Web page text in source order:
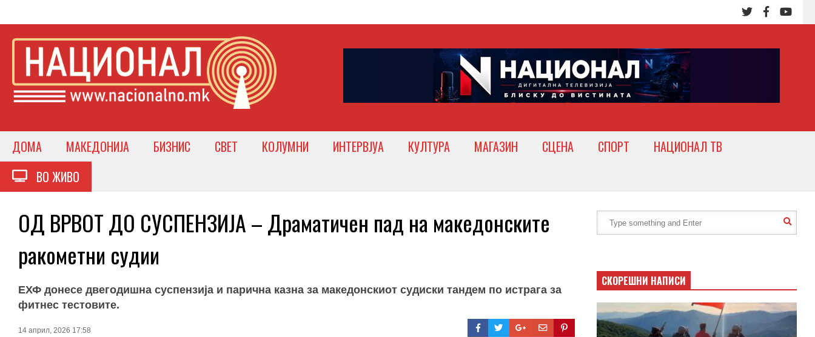
ДОМА МАКЕДОНИЈА БИЗНИС СВЕТ КОЛУМНИ ИНТЕРВЈУА КУЛТУРА МАГАЗИН СЦЕНА СПОРТ
НАЦИОНАЛ ТВ
ВО ЖИВО
ОД ВРВОТ ДО СУСПЕНЗИЈА – Драматичен пад на македонските
ракометни судии
ЕХФ донесе двегодишна суспензија и парична казна за македонскиот судиски тандем по истрага за
фитнес тестовите.
14 април, 2026 17:58
СКОРЕШНИ НАПИСИ